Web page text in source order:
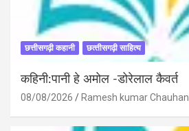
छत्तीसगढ़ी कहानी छत्‍तीसगढ़ी साहित्‍य
कहिनी:पानी हे अमोल -डोरेलाल कैवर्त
08/08/2026 Ramesh kumar Chauhan